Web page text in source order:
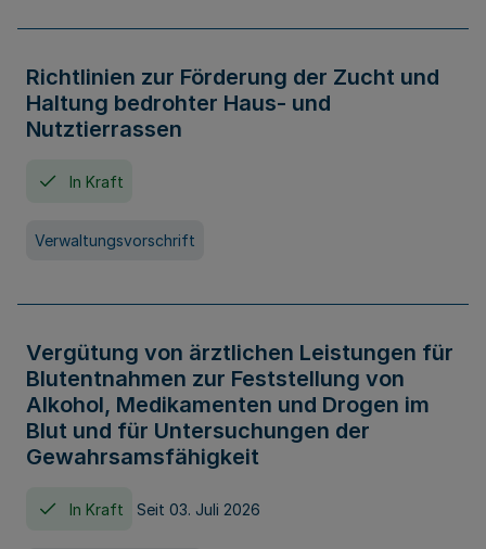
Richtlinien zur Förderung der Zucht und
Haltung bedrohter Haus- und
Nutztierrassen
In Kraft
Verwaltungsvorschrift
Vergütung von ärztlichen Leistungen für
Blutentnahmen zur Feststellung von
Alkohol, Medikamenten und Drogen im
Blut und für Untersuchungen der
Gewahrsamsfähigkeit
In Kraft Seit 03. Juli 2026